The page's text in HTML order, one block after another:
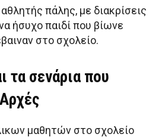
πάλης, με διακρίσεις
ήσυχο παιδί που βίωνε
στο σχολείο.
τα σενάρια που
μαθητών στο σχολείο